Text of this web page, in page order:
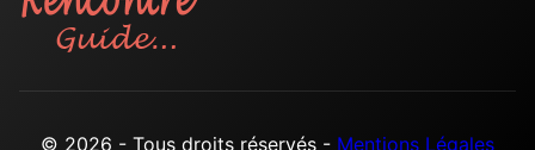
© 2026 - Tous droits réservés - Mentions Légales